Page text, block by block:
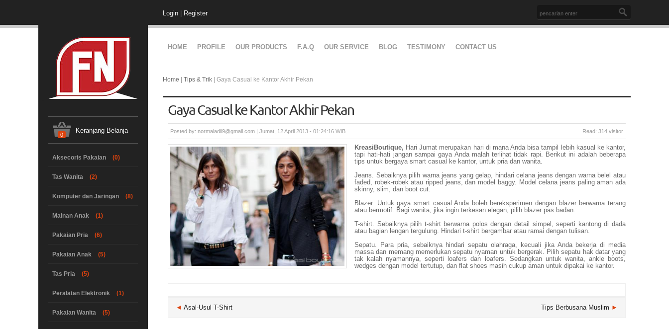
Login Register
HOME PROFILE OUR PRODUCTS F.A.Q OUR SERVICE BLOG TESTIMONY CONTACT US
Keranjang Belanja
0
Aksecoris Pakaian (0)
Tas Wanita (2)
Komputer dan Jaringan (8)
Mainan Anak (1)
Pakaian Pria (6)
Pakaian Anak (5)
Tas Pria (5)
Peralatan Elektronik (1)
Pakaian Wanita (5)
Home Tips & Trik | Gaya Casual ke Kantor Akhir Pekan
Gaya Casual ke Kantor Akhir Pekan
Posted by: normaladii9@gmail.com | Jumat, 12 April 2013 - 01:24:16 WIB Read: 314 visitor
KreasiBoutique, Hari Jumat merupakan hari di mana Anda bisa tampil lebih kasual ke kantor,
tapi hati-hati jangan sampai gaya Anda malah terlihat tidak rapi. Berikut ini adalah beberapa
tips untuk bergaya smart casual ke kantor, untuk pria dan wanita.
Jeans. Sebaiknya pilih warna jeans yang gelap, hindari celana jeans dengan warna belel atau
faded, robek-robek atau ripped jeans, dan model baggy. Model celana jeans paling aman ada
skinny, slim, dan boot cut.
Blazer. Untuk gaya smart casual Anda boleh bereksperimen dengan blazer berwarna terang
atau bermotif. Bagi wanita, jika ingin terkesan elegan, pilih blazer pas badan.
T-shirt. Sebaiknya pilih t-shirt berwarna polos dengan detail simpel, seperti kantong di dada
atau bagian lengan tergulung. Hindari t-shirt bergambar atau ramai dengan tulisan.
Sepatu. Para pria, sebaiknya hindari sepatu olahraga, kecuali jika Anda bekerja di media
massa dan memang memerlukan sepatu nyaman untuk bergerak. Pilih sepatu hak datar yang
tak kalah nyamannya, seperti loafers dan loafers. Sedangkan untuk wanita, ankle boots,
wedges dengan model tertutup, dan flat shoes masih cukup aman untuk dipakai ke kantor.
◄ Asal-Usul T-Shirt Tips Berbusana Muslim ►